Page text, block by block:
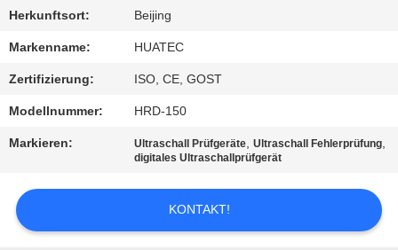
TRETEN
SIE
MIT
UNS
IN
VERBINDUNG
FORDERN
Herkunftsort: Beijing
Markenname: HUATEC
Zertifizierung: ISO, CE, GOST
Modellnummer: HRD-150
Markieren: Ultraschall Prüfgeräte,Ultraschall Fehlerprüfung,
digitales Ultraschallprüfgerät
KONTAKT!